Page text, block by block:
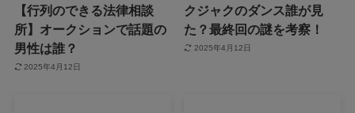
【行列のできる法律相談
所】オークションで話題の
男性は誰？
2025年4月12日
クジャクのダンス誰が見
た？最終回の謎を考察！
2025年4月12日